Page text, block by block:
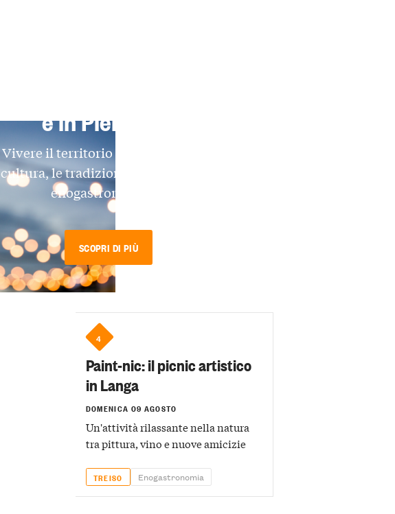
e in Piemonte
Vivere il territorio attraverso la sua
cultura, le tradizioni e le eccellenze
enogastronomiche
SCOPRI DI PIÙ
4
Paint-nic: il picnic artistico
in Langa
DOMENICA 09 AGOSTO
Un'attività rilassante nella natura
tra pittura, vino e nuove amicizie
TREISO Enogastronomia